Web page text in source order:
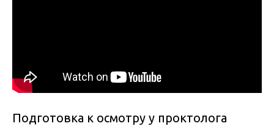
Подготовка к осмотру у проктолога